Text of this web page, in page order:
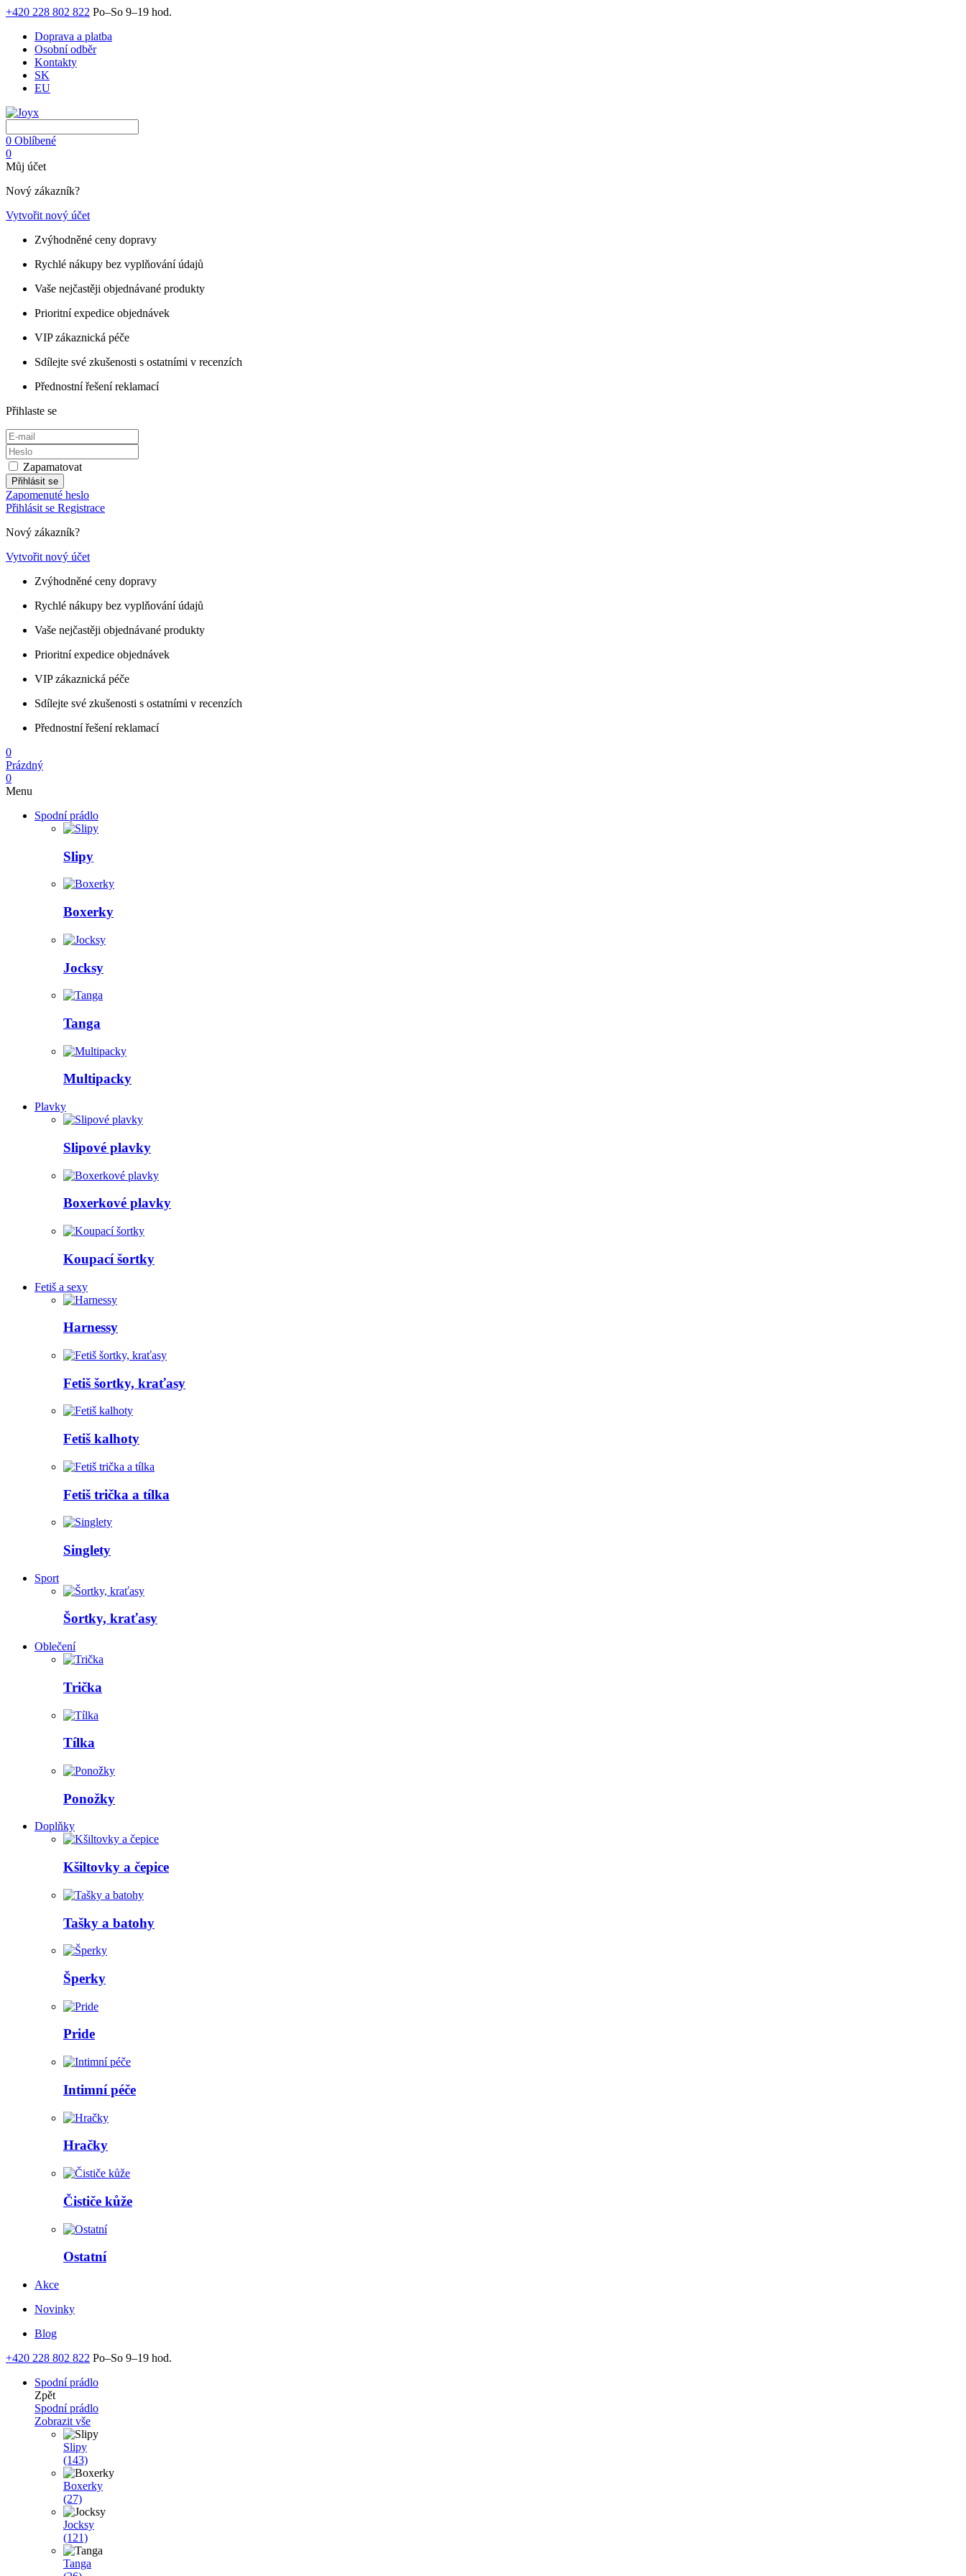
+420 228 802 822 Po–So 9–19 hod.
Doprava a platba
Osobní odběr
Kontakty
SK
EU
0 Oblíbené
0
Můj účet
Nový zákazník?
Vytvořit nový účet
Zvýhodněné ceny dopravy
Rychlé nákupy bez vyplňování údajů
Vaše nejčastěji objednávané produkty
Prioritní expedice objednávek
VIP zákaznická péče
Sdílejte své zkušenosti s ostatními v recenzích
Přednostní řešení reklamací
Přihlaste se
Zapamatovat
Přihlásit se
Zapomenuté heslo
Přihlásit se Registrace
Nový zákazník?
Vytvořit nový účet
Zvýhodněné ceny dopravy
Rychlé nákupy bez vyplňování údajů
Vaše nejčastěji objednávané produkty
Prioritní expedice objednávek
VIP zákaznická péče
Sdílejte své zkušenosti s ostatními v recenzích
Přednostní řešení reklamací
0
Prázdný
0
Menu
Spodní prádlo
Slipy
Boxerky
Jocksy
Tanga
Multipacky
Plavky
Slipové plavky
Boxerkové plavky
Koupací šortky
Fetiš a sexy
Harnessy
Fetiš šortky, kraťasy
Fetiš kalhoty
Fetiš trička a tílka
Singlety
Sport
Šortky, kraťasy
Oblečení
Trička
Tílka
Ponožky
Doplňky
Kšiltovky a čepice
Tašky a batohy
Šperky
Pride
Intimní péče
Hračky
Čističe kůže
Ostatní
Akce
Novinky
Blog
+420 228 802 822 Po–So 9–19 hod.
Spodní prádlo
Zpět
Spodní prádlo
Zobrazit vše
Slipy
(143)
Boxerky
(27)
Jocksy
(121)
Tanga